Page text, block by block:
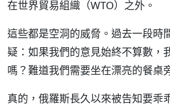
在世界貿易組織（WTO）之外。
這些都是空洞的威脅。過去一段時
疑：如果我們的意見始終不算數，
嗎？難道我們需要坐在漂亮的餐桌
真的，俄羅斯長久以來被告知要乖